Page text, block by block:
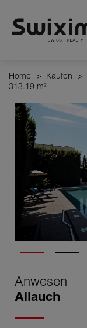
Home > Kaufen >
313.19 m²
Anwesen
Allauch